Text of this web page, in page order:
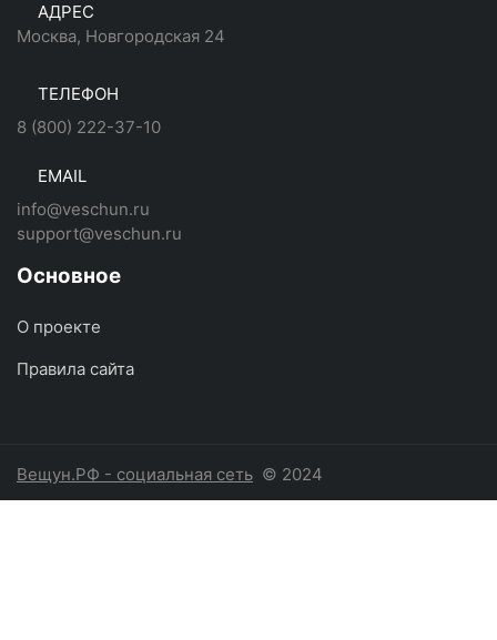
АДРЕС
Москва, Новгородская 24
ТЕЛЕФОН
8 (800) 222-37-10
EMAIL
info@veschun.ru
support@veschun.ru
Основное
О проекте
Правила сайта
Вещун.РФ - социальная сеть © 2024